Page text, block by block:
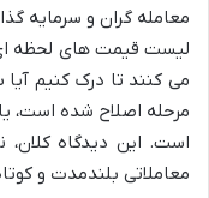
معامله گران و سرمایه
لیست قیمت های لحظه
می کنند تا درک کنیم آیا
مرحله اصلاح شده است،
است. این دیدگاه
معاملاتی بلندمدت و